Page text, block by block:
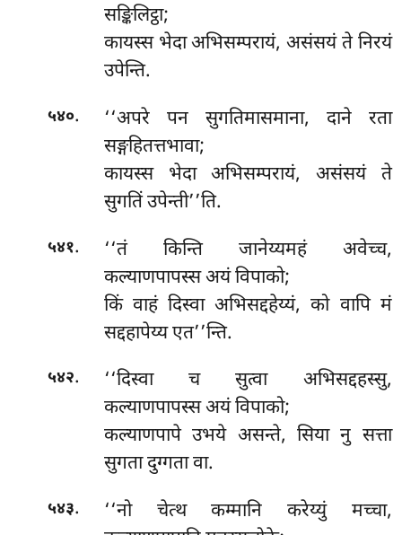
सङ्किलिट्ठा;
कायस्स भेदा अभिसम्परायं, असंसयं ते निरयं
उपेन्ति.
५४०. ‘‘अपरे पन सुगतिमासमाना, दाने रता
सङ्गहितत्तभावा;
कायस्स भेदा अभिसम्परायं, असंसयं ते
सुगतिं उपेन्ती’’ति.
५४१.
‘‘तं किन्ति जानेय्यमहं अवेच्च,
कल्याणपापस्स अयं विपाको;
किं वाहं दिस्वा अभिसद्दहेय्यं, को वापि मं
सद्दहापेय्य एत’’न्ति.
५४२. ‘‘दिस्वाच सुत्वा अभिसद्दहस्सु,
कल्याणपापस्स अयं विपाको;
कल्याणपापे उभये असन्ते, सिया नु सत्ता
सुगता दुग्गता वा.
५४३. ‘‘नो चेत्थ कम्मानि करेय्युं मच्चा,